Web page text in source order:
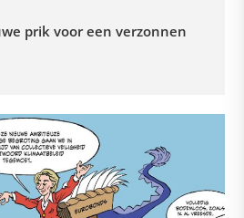
prik voor een verzonnen